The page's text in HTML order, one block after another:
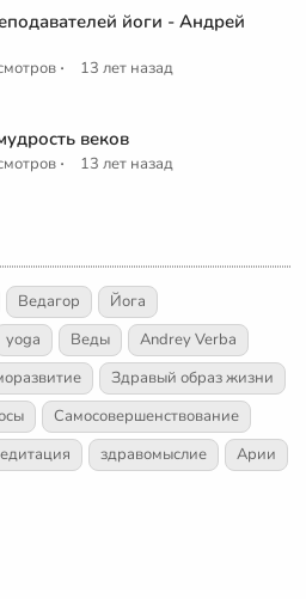
йоги - Андрей
· 13 лет назад
веков
· 13 лет назад
Ведагор
Йога
yoga Веды
Andrey Verba
Здравый образ жизни
Самосовершенствование
здравомыслие
Арии